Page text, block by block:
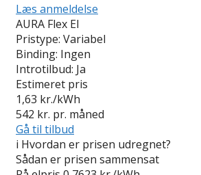
Læs anmeldelse
AURA Flex El
Pristype: Variabel
Binding: Ingen
Introtilbud: Ja
Estimeret pris
1,63 kr./kWh
542 kr. pr. måned
Gå til tilbud
i Hvordan er prisen udregnet?
Sådan er prisen sammensat